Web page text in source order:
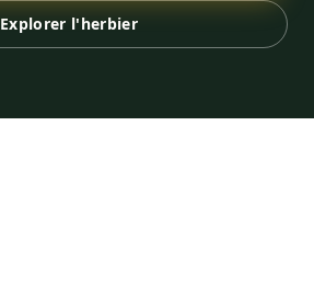
Explorer l'herbier